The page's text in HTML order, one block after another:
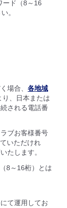
ード（8～16
。
場合、 各地域
り、日本または
される電話番
ブお客様番号
いただけれ
たします。
8～16桁）とは
て運用してお